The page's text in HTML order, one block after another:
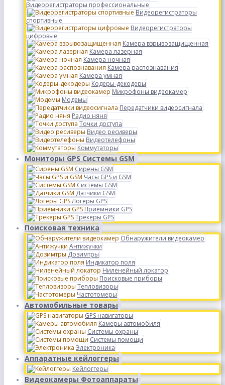
Видеорегистраторы профессиональные
Видеорегистраторы
спортивные
Видеорегистраторы
цифровые
Камера взрывозащищенная
Камера лазерная
Камера ночная
Камера распознавания
Камера умная
Кодеры-декодеры
Микрофоны видеокамер
Модемы
Передатчики видеосигнала
Радио няня
Точки доступа
Видео ресиверы
Видеотелефоны
Коммутаторы
Мониторы GPS Системы GSM
Сирены GSM
Часы GPS и GSM
Системы GSM
Датчики GSM
Логеры GPS
Приёмники GPS
Трекеры GPS
Поисковая техника
Обнаружители видеокамер
Антижучки
Дозимтры
Индикатор поля
Ниленейный локатор
Поисковые приборы
Тепловизоры
Частотомеры
Автомобильные товары
GPS навигаторы
Камеры автомобиля
Системы охраны
Системы помощи
Электроника
Аппаратные кейлоггеры
Кейлоггеры
Видеокамеры Фотоаппараты